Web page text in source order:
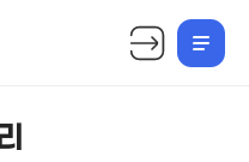
상
단